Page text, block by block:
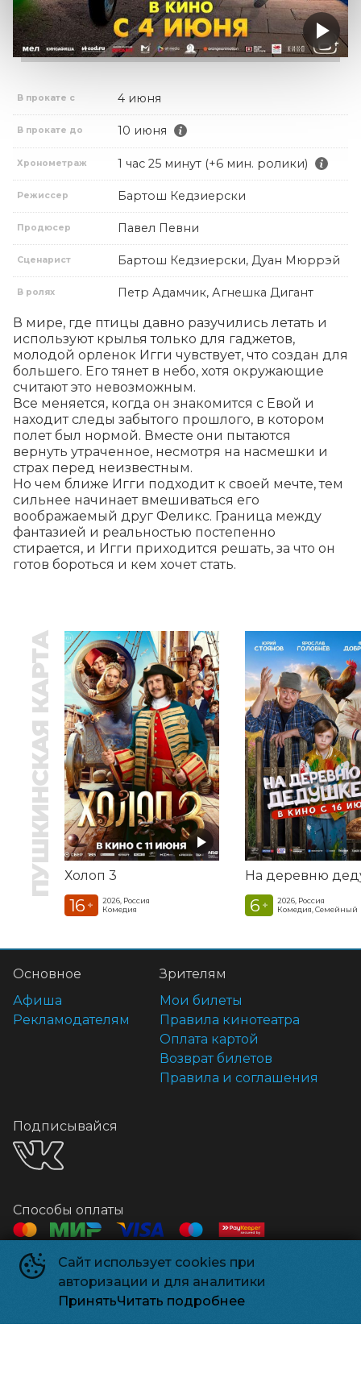
В прокате с 4 июня
В прокате до 10 июня
Хронометраж 1 час 25 минут (+6 мин. ролики)
Режиссер Бартош Кедзиерски
Продюсер Павел Певни
Сценарист Бартош Кедзиерски, Дуан Мюррэй
В ролях Петр Адамчик, Агнешка Дигант
В мире, где птицы давно разучились летать и
используют крылья только для гаджетов,
молодой орленок Игги чувствует, что создан для
большего. Его тянет в небо, хотя окружающие
считают это невозможным.
Все меняется, когда он знакомится с Евой и
находит следы забытого прошлого, в котором
полет был нормой. Вместе они пытаются
вернуть утраченное, несмотря на насмешки и
страх перед неизвестным.
Но чем ближе Игги подходит к своей мечте, тем
сильнее начинает вмешиваться его
воображаемый друг Феликс. Граница между
фантазией и реальностью постепенно
стирается, и Игги приходится решать, за что он
готов бороться и кем хочет стать.
ПУШКИНСКАЯ КАРТА Холоп 3
16 +
2026, Россия
Комедия
6 +
2026, Россия
Комедия, Семейный
Сайт использует cookies при
авторизации и для аналитики
ПринятьЧитать подробнее
Основное
Афиша
Рекламодателям
Зрителям
Мои билеты
Правила кинотеатра
Оплата картой
Возврат билетов
Правила и соглашения
Подписывайся
Способы оплаты
Контакты
+7 918 541-18-18